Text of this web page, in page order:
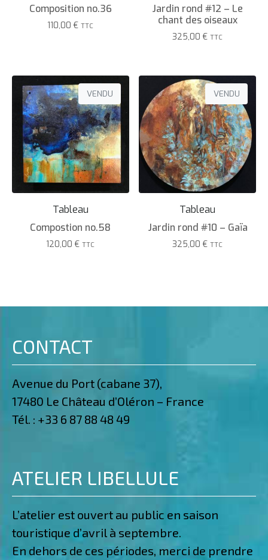
Composition no.36
110,00€ TTC
Jardin rond #12 – Le
chant des oiseaux
325,00€ TTC
VENDU
Tableau
Compostion no.58
120,00€ TTC
VENDU
Tableau
Jardin rond #10 – Gaïa
325,00€ TTC
CONTACT
Avenue du Port (cabane 37),
17480 Le Château d’Oléron – France
Tél. : +33 6 87 88 48 49
ATELIER LIBELLULE
L’atelier est ouvert au public en saison
touristique d’avril à septembre.
En dehors de ces périodes, merci de prendre